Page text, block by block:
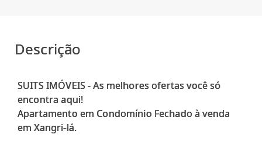
Descrição
SUITS IMÓVEIS - As melhores ofertas você só
encontra aqui!
Apartamento em Condomínio Fechado à venda
em Xangri-lá.